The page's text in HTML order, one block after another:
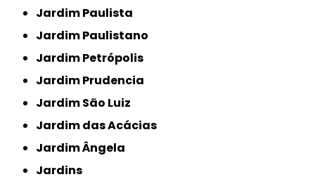
Jardim Paulista
Jardim Paulistano
Jardim Petrópolis
Jardim Prudencia
Jardim São Luiz
Jardim das Acácias
Jardim Ângela
Jardins